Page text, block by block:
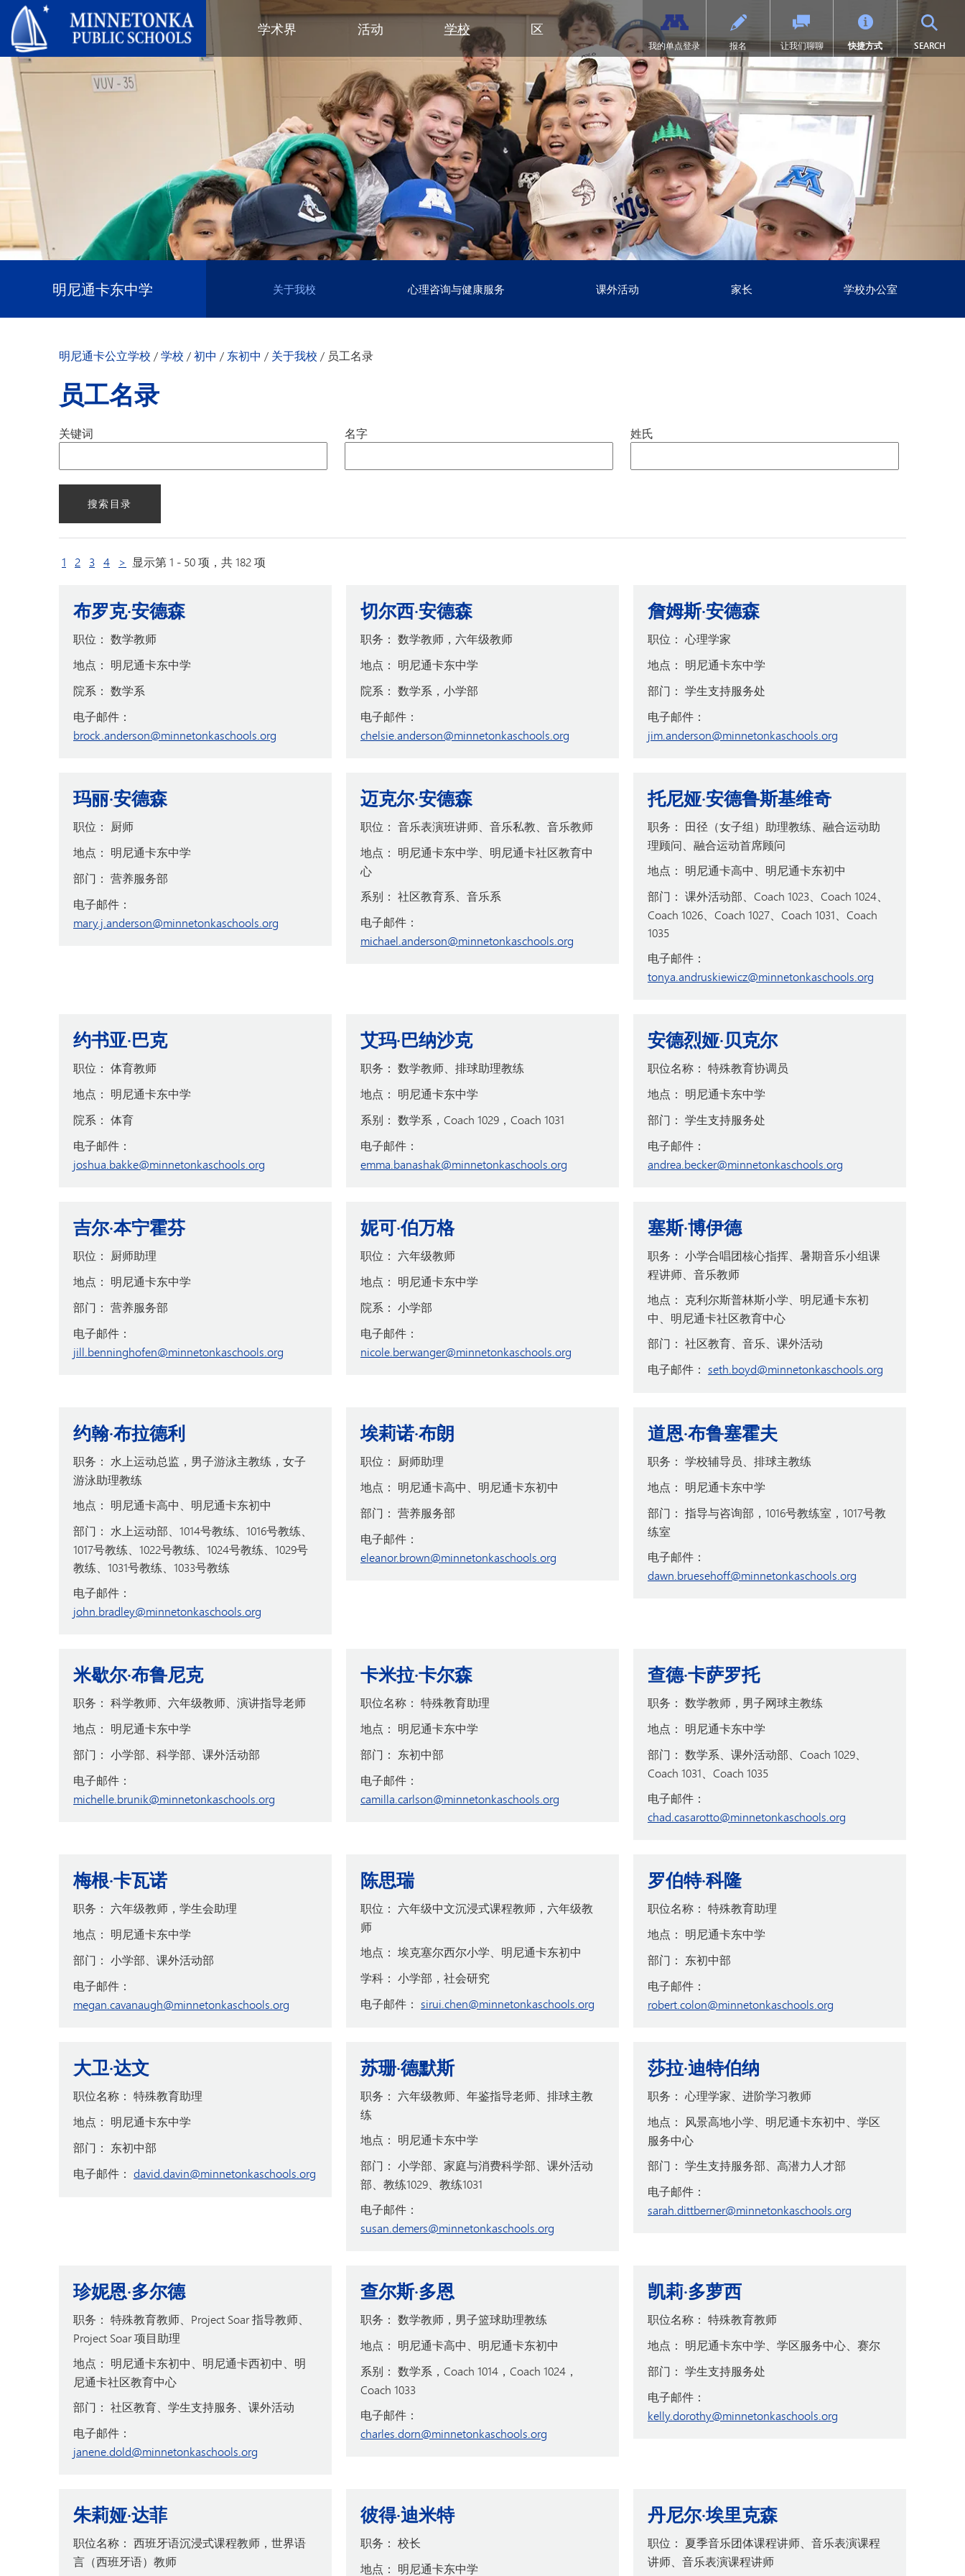
明尼通卡公立学校
学术界
计算机科学与编程
数字健康与保健
语言沉浸式教学
“导航员”计划
奥尔维斯反欺凌项目
Tonka 在线
学前教育
幼儿筛查
“小探险家”托儿所
小学（K-5年级）
课程设置
小学网站链接
小学美术
沉浸式教学选项（幼儿园至五年
级）
Kindergarten at Minnetonka
读写能力计划
高中（9-12年级）
学术荣誉
大学先修课程（AP）
毕业设计
美术
毕业要求
国际文凭（IB）
国际研究
语言沉浸式课程（9-12年级）
明尼通卡研究
MOMENTUM：航空、汽车、建筑
船长日志 | MHS 课程目录
初中（6-8年级）
学术荣誉
课程目录
活动
“为更绿色的未来”再利用与回收活
Tonka 提供
小学
区合唱团
Tonka 辅导
活动 - MME
活动 - MMW
高中活动
社团与拓展活动
联系我们
明尼通卡合唱团（在新窗口/标签页中打开）
明尼通卡部落（在新窗口/标签页中打开）
明尼通卡管弦乐团
（在新窗口/标签页中打开）
明尼通卡剧院（在新窗口/标签页中打开）
注册（在新窗口/标签页中打开）
高中体育
日历
设施
常见问题
联系我们
注册（在新窗口/标签页中打开）
体育
体育快讯
门票
学校
明尼通卡幼儿园与ECFE
探索者（托儿所）
清泉小学
迪普黑文小学
埃克塞尔西尔小学
格罗夫兰小学
明尼瓦什塔小学
风景高地小学
东初中
西初中
高中
明尼通卡高中
过渡教育
SAIL 过渡计划
在线学习
Tonka 在线
区
关于明尼通卡学区
区域地图（在新窗口/标签页中打开）
使命、信念与愿景
家长与学生手册
引以为豪之处
员工名录
预算与财务
招标与提案征集
通信
设施使用与租赁
人力资源
营养服务
居民及公开招募
安全与安保
教学
技术
合作伙伴
后援会
案例
钻石俱乐部（在新窗口/标签页中打开）
家庭协作
明尼通卡校友会
明尼通卡基金会
斯基珀斯助威俱乐部
Tonka CARES
托恩卡之傲
项目
1:1 iPad 信息
第504条
预防欺凌
数字健康与保健
英语学习者 (EL)
医疗服务
居家
符合《麦金尼-文托法案》资格的
学生
明尼通卡美洲原住民教育项目
我的单点登录 报名 让我们聊聊 快捷方式 SEARCH
明尼通卡东中学 关于我校
家长与学生手册 - MME
心理咨询与健康服务 课外活动 家长
家长教师协会网站（在新窗口/标签页中打开）
学校办公室
让我们聊聊
明尼通卡公立学校 /学校 /初中 /东初中 / 关于我校 / 员工名录
员工名录
关键词 名字 姓氏
1 2 3 4 > 下一页
显示第 1 - 50 项，共 182 项
布罗克·安德森
职位： 数学教师
地点： 明尼通卡东中学
院系： 数学系
电子邮件：
brock.anderson@minnetonkaschools.org
切尔西·安德森
职务： 数学教师，六年级教师
地点： 明尼通卡东中学
院系： 数学系，小学部
电子邮件：
chelsie.anderson@minnetonkaschools.org
詹姆斯·安德森
职位： 心理学家
地点： 明尼通卡东中学
部门： 学生支持服务处
电子邮件：
jim.anderson@minnetonkaschools.org
玛丽·安德森
职位： 厨师
地点： 明尼通卡东中学
部门： 营养服务部
电子邮件：
mary.j.anderson@minnetonkaschools.org
迈克尔·安德森
职位： 音乐表演班讲师、音乐私教、音乐教师
地点： 明尼通卡东中学、明尼通卡社区教育中
心
系别： 社区教育系、音乐系
电子邮件：
michael.anderson@minnetonkaschools.org
托尼娅·安德鲁斯基维奇
职务： 田径（女子组）助理教练、融合运动助
理顾问、融合运动首席顾问
地点： 明尼通卡高中、明尼通卡东初中
部门： 课外活动部、Coach 1023、Coach 1024、
Coach 1026、Coach 1027、Coach 1031、Coach
1035
电子邮件：
tonya.andruskiewicz@minnetonkaschools.org
约书亚·巴克
职位： 体育教师
地点： 明尼通卡东中学
院系： 体育
电子邮件：
joshua.bakke@minnetonkaschools.org
艾玛·巴纳沙克
职务： 数学教师、排球助理教练
地点： 明尼通卡东中学
系别： 数学系，Coach 1029，Coach 1031
电子邮件：
emma.banashak@minnetonkaschools.org
安德烈娅·贝克尔
职位名称： 特殊教育协调员
地点： 明尼通卡东中学
部门： 学生支持服务处
电子邮件：
andrea.becker@minnetonkaschools.org
吉尔·本宁霍芬
职位： 厨师助理
地点： 明尼通卡东中学
部门： 营养服务部
电子邮件：
jill.benninghofen@minnetonkaschools.org
妮可·伯万格
职位： 六年级教师
地点： 明尼通卡东中学
院系： 小学部
电子邮件：
nicole.berwanger@minnetonkaschools.org
塞斯·博伊德
职务： 小学合唱团核心指挥、暑期音乐小组课
程讲师、音乐教师
地点： 克利尔斯普林斯小学、明尼通卡东初
中、明尼通卡社区教育中心
部门： 社区教育、音乐、课外活动
电子邮件： seth.boyd@minnetonkaschools.org
约翰·布拉德利
职务： 水上运动总监，男子游泳主教练，女子
游泳助理教练
地点： 明尼通卡高中、明尼通卡东初中
部门： 水上运动部、1014号教练、1016号教练、
1017号教练、1022号教练、1024号教练、1029号
教练、1031号教练、1033号教练
电子邮件：
john.bradley@minnetonkaschools.org
埃莉诺·布朗
职位： 厨师助理
地点： 明尼通卡高中、明尼通卡东初中
部门： 营养服务部
电子邮件：
eleanor.brown@minnetonkaschools.org
道恩·布鲁塞霍夫
职务： 学校辅导员、排球主教练
地点： 明尼通卡东中学
部门： 指导与咨询部，1016号教练室，1017号教
练室
电子邮件：
dawn.bruesehoff@minnetonkaschools.org
米歇尔·布鲁尼克
职务： 科学教师、六年级教师、演讲指导老师
地点： 明尼通卡东中学
部门： 小学部、科学部、课外活动部
电子邮件：
michelle.brunik@minnetonkaschools.org
卡米拉·卡尔森
职位名称： 特殊教育助理
地点： 明尼通卡东中学
部门： 东初中部
电子邮件：
camilla.carlson@minnetonkaschools.org
查德·卡萨罗托
职务： 数学教师，男子网球主教练
地点： 明尼通卡东中学
部门： 数学系、课外活动部、Coach 1029、
Coach 1031、Coach 1035
电子邮件：
chad.casarotto@minnetonkaschools.org
梅根·卡瓦诺
职务： 六年级教师，学生会助理
地点： 明尼通卡东中学
部门： 小学部、课外活动部
电子邮件：
megan.cavanaugh@minnetonkaschools.org
陈思瑞
职位： 六年级中文沉浸式课程教师，六年级教
师
地点： 埃克塞尔西尔小学、明尼通卡东初中
学科： 小学部，社会研究
电子邮件： sirui.chen@minnetonkaschools.org
罗伯特·科隆
职位名称： 特殊教育助理
地点： 明尼通卡东中学
部门： 东初中部
电子邮件：
robert.colon@minnetonkaschools.org
大卫·达文
职位名称： 特殊教育助理
地点： 明尼通卡东中学
部门： 东初中部
电子邮件： david.davin@minnetonkaschools.org
苏珊·德默斯
职务： 六年级教师、年鉴指导老师、排球主教
练
地点： 明尼通卡东中学
部门： 小学部、家庭与消费科学部、课外活动
部、教练1029、教练1031
电子邮件：
susan.demers@minnetonkaschools.org
莎拉·迪特伯纳
职务： 心理学家、进阶学习教师
地点： 风景高地小学、明尼通卡东初中、学区
服务中心
部门： 学生支持服务部、高潜力人才部
电子邮件：
sarah.dittberner@minnetonkaschools.org
珍妮恩·多尔德
职务： 特殊教育教师、Project Soar 指导教师、
Project Soar 项目助理
地点： 明尼通卡东初中、明尼通卡西初中、明
尼通卡社区教育中心
部门： 社区教育、学生支持服务、课外活动
电子邮件：
janene.dold@minnetonkaschools.org
查尔斯·多恩
职务： 数学教师，男子篮球助理教练
地点： 明尼通卡高中、明尼通卡东初中
系别： 数学系，Coach 1014，Coach 1024，
Coach 1033
电子邮件：
charles.dorn@minnetonkaschools.org
凯莉·多萝西
职位名称： 特殊教育教师
地点： 明尼通卡东中学、学区服务中心、赛尔
部门： 学生支持服务处
电子邮件：
kelly.dorothy@minnetonkaschools.org
朱莉娅·达菲
职位名称： 西班牙语沉浸式课程教师，世界语
言（西班牙语）教师
彼得·迪米特
职务： 校长
地点： 明尼通卡东中学
丹尼尔·埃里克森
职位： 夏季音乐团体课程讲师、音乐表演课程
讲师、音乐表演课程讲师